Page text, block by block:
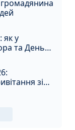
як у
та День
зі